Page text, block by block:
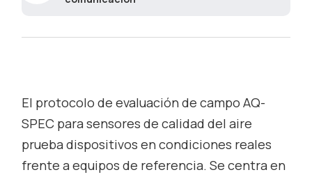
El protocolo de evaluación de campo AQ-
SPEC para sensores de calidad del aire
prueba dispositivos en condiciones reales
frente a equipos de referencia. Se centra en